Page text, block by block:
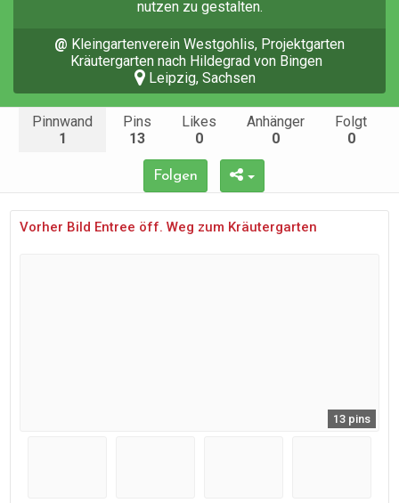
nutzen zu gestalten.
@ Kleingartenverein Westgohlis, Projektgarten
Kräutergarten nach Hildegrad von Bingen
Leipzig, Sachsen
Pinnwand
1
Pins
13
Likes
0
Anhänger
0
Folgt
0
Folgen
Vorher Bild Entree öff. Weg zum Kräutergarten
13 pins